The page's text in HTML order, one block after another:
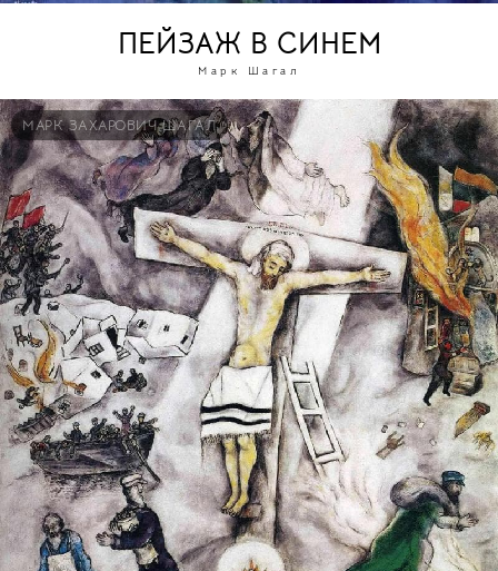
ПЕЙЗАЖ В СИНЕМ
Марк Шагал
МАРК ЗАХАРОВИЧ ШАГАЛ